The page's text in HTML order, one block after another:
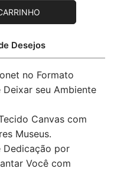
Desejos
no Formato
seu Ambiente
Canvas com
Museus.
Dedicação por
Você com